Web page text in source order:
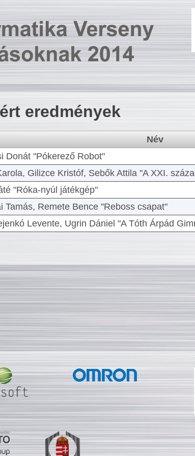
eredmények
Név
Donát "Pókerező Robot"
Gilizce Kristóf, Sebők Attila "A XXI.
"Róka-nyúl játékgép"
Tamás, Remete Bence "Reboss csapat"
Levente, Ugrin Dániel "A Tóth Árpád